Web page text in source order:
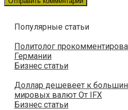
Популярные статьи
Политолог
Германии
Бизнес статьи
Доллар дешевеет к
мировых валют От IFX
Бизнес статьи